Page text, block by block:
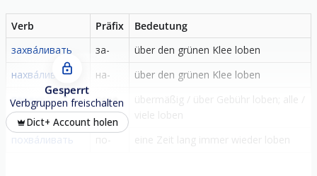
Verb Präfix
Bedeutung
захва́ливать
за-
über den grünen Klee loben
нахва́ливать
на-
über den grünen Klee loben
перехва́ливать
пере-
übermäßig / über Gebühr loben; alle /
похва́ливать
Gesperrt
Verbgruppen freischalten
Dict+ Account holen